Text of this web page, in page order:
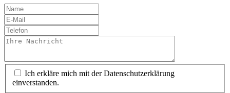
Ich erkläre mich mit der Datenschutzerklärung
einverstanden.